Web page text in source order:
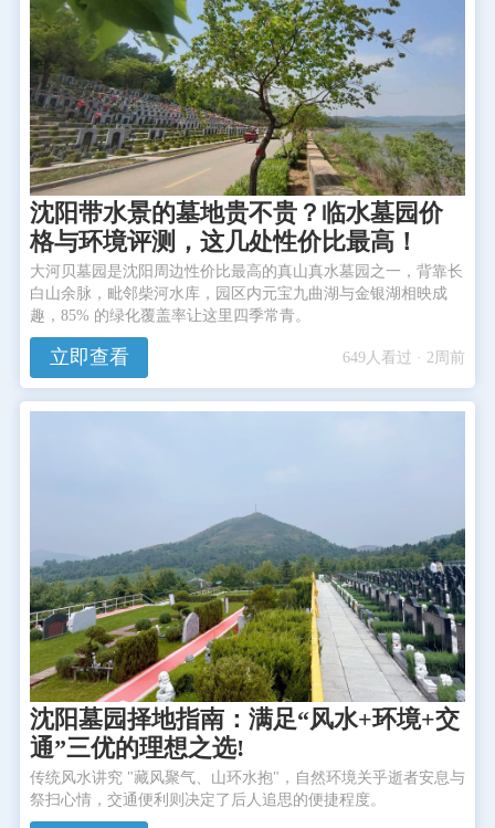
沈阳带水景的墓地贵不贵？临水墓园价
格与环境评测，这几处性价比最高！
大河贝墓园是沈阳周边性价比最高的真山真水墓园之一，背靠长
白山余脉，毗邻柴河水库，园区内元宝九曲湖与金银湖相映成
趣，85% 的绿化覆盖率让这里四季常青。
立即查看 649人看过 · 2周前
沈阳墓园择地指南：满足“风水+环境+交
通”三优的理想之选!
传统风水讲究 "藏风聚气、山环水抱"，自然环境关乎逝者安息与
祭扫心情，交通便利则决定了后人追思的便捷程度。